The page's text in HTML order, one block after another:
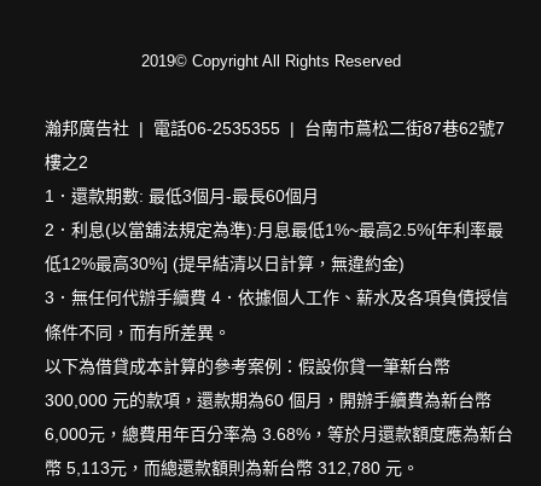
2019© Copyright All Rights Reserved
瀚邦廣告社 | 電話06-2535355 | 台南市蔦松二街87巷62號7
樓之2
1．還款期數: 最低3個月-最長60個月
2．利息(以當舖法規定為準):月息最低1%~最高2.5%[年利率最
低12%最高30%] (提早結清以日計算，無違約金)
3．無任何代辦手續費 4．依據個人工作、薪水及各項負債授信
條件不同，而有所差異。
以下為借貸成本計算的參考案例：假設你貸一筆新台幣
300,000 元的款項，還款期為60 個月，開辦手續費為新台幣
6,000元，總費用年百分率為 3.68%，等於月還款額度應為新台
幣 5,113元，而總還款額則為新台幣 312,780 元。